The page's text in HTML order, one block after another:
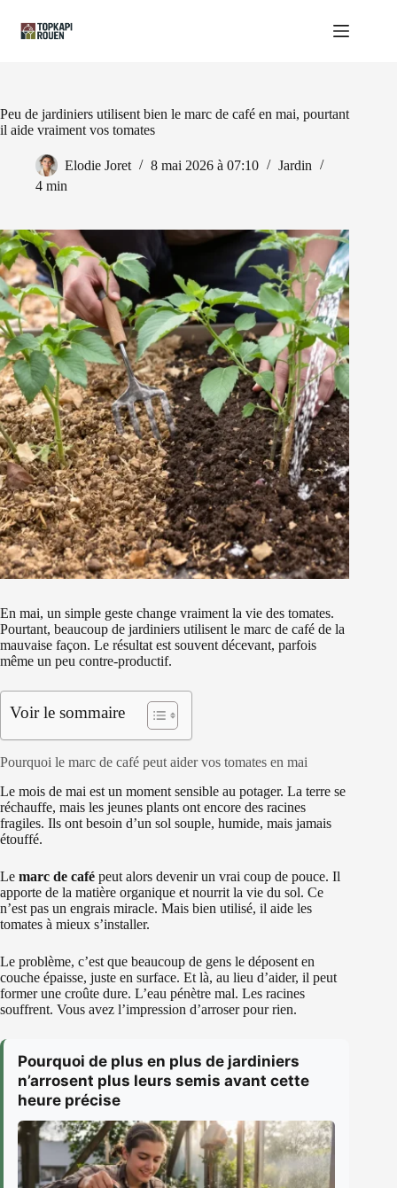
contenu
Peu de jardiniers utilisent bien le marc de café en mai, pourtant
il aide vraiment vos tomates
Elodie Joret 8 mai 2026 à 07:10
Jardin
4 min
En mai, un simple geste change vraiment la vie des tomates.
Pourtant, beaucoup de jardiniers utilisent le marc de café de la
mauvaise façon. Le résultat est souvent décevant, parfois
même un peu contre-productif.
Voir le sommaire
Pourquoi le marc de café peut aider vos tomates en mai
Le mois de mai est un moment sensible au potager. La terre se
réchauffe, mais les jeunes plants ont encore des racines
fragiles. Ils ont besoin d’un sol souple, humide, mais jamais
étouffé.
Le marc de café peut alors devenir un vrai coup de pouce. Il
apporte de la matière organique et nourrit la vie du sol. Ce
n’est pas un engrais miracle. Mais bien utilisé, il aide les
tomates à mieux s’installer.
Le problème, c’est que beaucoup de gens le déposent en
couche épaisse, juste en surface. Et là, au lieu d’aider, il peut
former une croûte dure. L’eau pénètre mal. Les racines
souffrent. Vous avez l’impression d’arroser pour rien.
Pourquoi de plus en plus de jardiniers
n’arrosent plus leurs semis avant cette
heure précise